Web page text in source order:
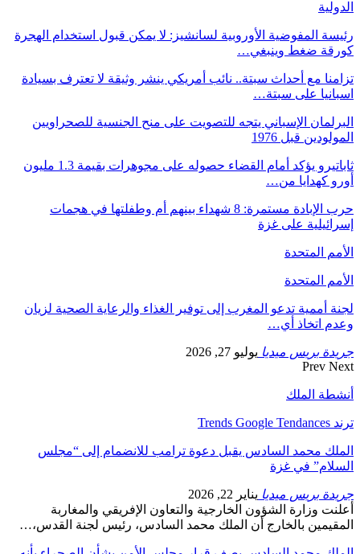
الدولية
رئيسة المفوضية الأوروبية لسانشيز: لا يمكن قبول استخدام الهجرة
كورقة ضغط وينبغي…
تزامنا مع أحداث سبتة.. نائب أمريكي ينشر وثيقة لا تعترف بسيادة
اسبانيا على سبتة…
البرلمان الإسباني يتجه للتصويت على منح الجنسية للصحراويين
المولودين قبل 1976
ثاباتيرو يؤكد أمام القضاء حصوله على مجوهرات بقيمة 1.3 مليون
أورو كهدايا من…
حرب الإبادة مستمرة: 8 شهداء بينهم أم وطفلتها في هجمات
إسرائيلية على غزة
الأمم المتحدة
الأمم المتحدة
لجنة أممية تدعو المغرب إلى توفير الغذاء والرعاية الصحية لزيان
وعدم اتخاذ أي…
جريدة بريس ميديا يوليو 27, 2026
Prev Next
أنشطة الملك
ترند Trends Google Tendances
الملك محمد السادس يقبل دعوة ترامب للانضمام إلى “مجلس
السلام” في غزة
جريدة بريس ميديا يناير 22, 2026
أعلنت وزارة الشؤون الخارجية والتعاون الإفريقي والمغاربة
المقيمين بالخارج أن الملك محمد السادس، رئيس لجنة القدس،…